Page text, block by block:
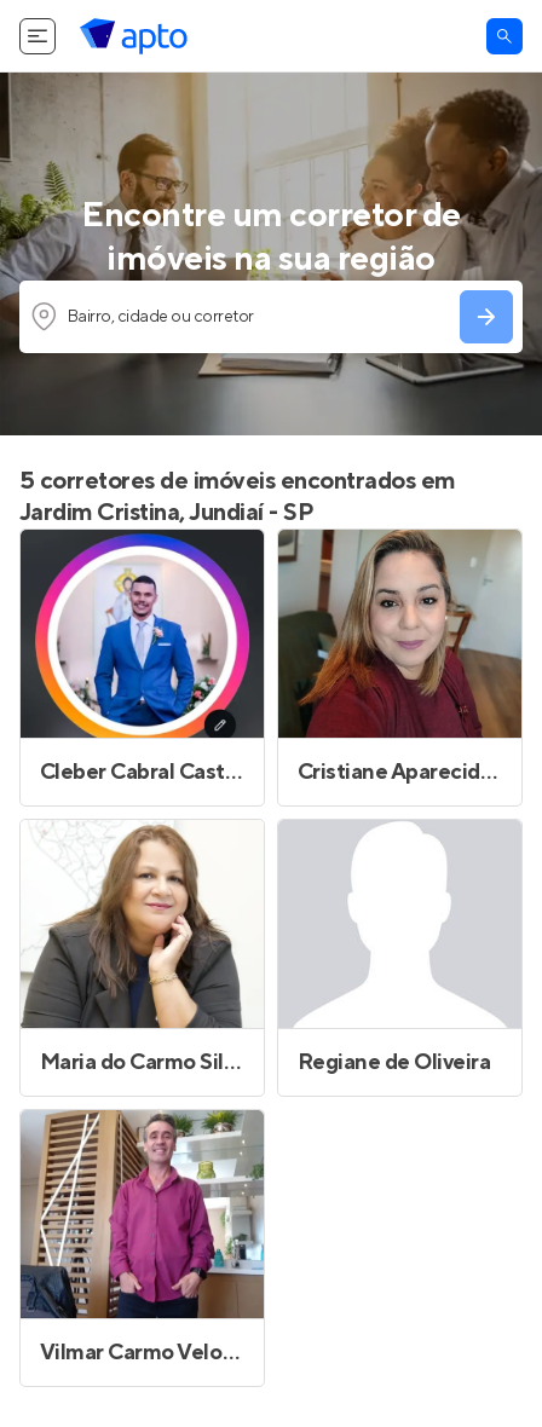
Encontre um corretor de
imóveis na sua região
Bairro, cidade ou corretor
5 corretores de imóveis encontrados em
Jardim Cristina, Jundiaí - SP
Cleber Cabral Castro Cristiane Aparecida Alves Pereira Rossetto
Maria do Carmo Silva Pedro Guedes Regiane de Oliveira
Vilmar Carmo Veloso